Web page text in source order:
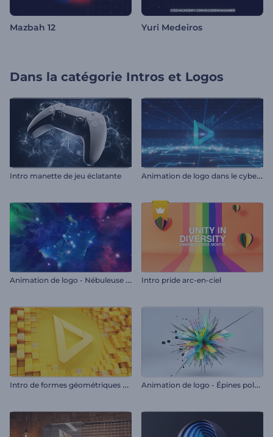
Mazbah 12 Yuri Medeiros
Dans la catégorie Intros et Logos
Intro manette de jeu éclatante A
nimation de logo dans le cyberespace
A
nimation de logo - Nébuleuse incandescente Intro pride arc-en-ciel
I
ntro de formes géométriques épurées A
nimation de logo - Épines polyédriques